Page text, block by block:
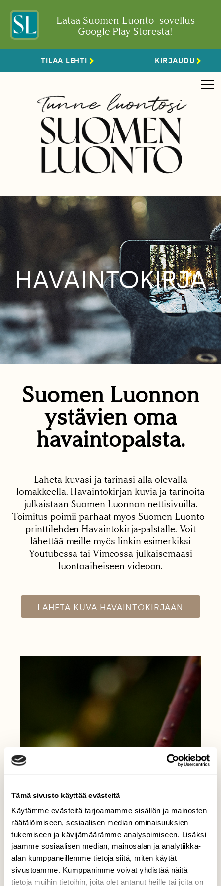
Tämä sivusto käyttää evästeitä
Käytämme evästeitä tarjoamamme sisällön ja mainosten
räätälöimiseen, sosiaalisen median ominaisuuksien
tukemiseen ja kävijämäärämme analysoimiseen. Lisäksi
jaamme sosiaalisen median, mainosalan ja analytiikka-
alan kumppaneillemme tietoja siitä, miten käytät
sivustoamme. Kumppanimme voivat yhdistää näitä
tietoja muihin tietoihin, joita olet antanut heille tai joita on
Lataa Suomen Luonto -sovellus
Google Play Storesta!
TILAA LEHTI KIRJAUDU
HAVAINTOKIRJA
Suomen Luonnon
ystävien oma
havaintopalsta.
Lähetä kuvasi ja tarinasi alla olevalla
lomakkeella. Havaintokirjan kuvia ja tarinoita
julkaistaan Suomen Luonnon nettisivuilla.
Toimitus poimii parhaat myös Suomen Luonto -
printtilehden Havaintokirja-palstalle. Voit
lähettää meille myös linkin esimerkiksi
Youtubessa tai Vimeossa julkaisemaasi
luontoaiheiseen videoon.
LÄHETÄ KUVA HAVAINTOKIRJAAN